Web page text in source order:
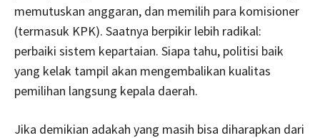
memutuskan anggaran, dan memilih para komisioner
(termasuk KPK). Saatnya berpikir lebih radikal:
perbaiki sistem kepartaian. Siapa tahu, politisi baik
yang kelak tampil akan mengembalikan kualitas
pemilihan langsung kepala daerah.
Jika demikian adakah yang masih bisa diharapkan dari